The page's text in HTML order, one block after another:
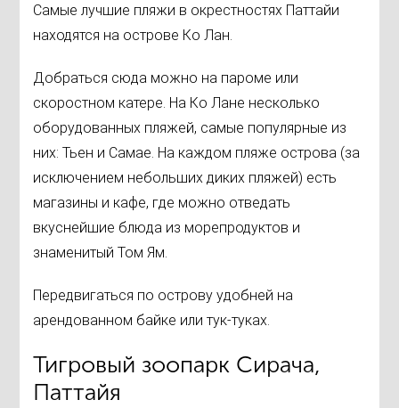
Самые лучшие пляжи в окрестностях Паттайи
находятся на острове Ко Лан.
Добраться сюда можно на пароме или
скоростном катере. На Ко Лане несколько
оборудованных пляжей, самые популярные из
них: Тьен и Самае. На каждом пляже острова (за
исключением небольших диких пляжей) есть
магазины и кафе, где можно отведать
вкуснейшие блюда из морепродуктов и
знаменитый Том Ям.
Передвигаться по острову удобней на
арендованном байке или тук-туках.
Тигровый зоопарк Сирача,
Паттайя